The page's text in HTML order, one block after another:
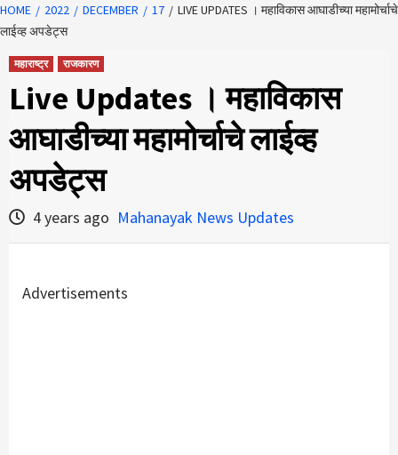
HOME 2022 DECEMBER 17
LIVE UPDATES । महाविकास आघाडीच्या महामोर्चाचे
लाईव्ह अपडेट्स
महाराष्ट्र राजकारण
Live Updates । महाविकास
आघाडीच्या महामोर्चाचे लाईव्ह
अपडेट्स
4 years ago Mahanayak News Updates
Advertisements